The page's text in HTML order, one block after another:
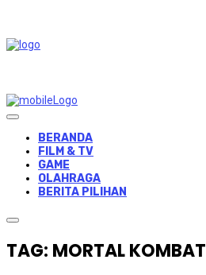
BERANDA
FILM & TV
GAME
OLAHRAGA
BERITA PILIHAN
TAG: MORTAL KOMBAT